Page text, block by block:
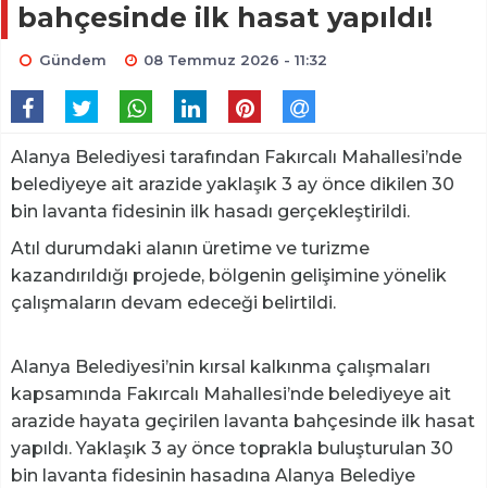
bahçesinde ilk hasat yapıldı!
Gündem 08 Temmuz 2026 - 11:32
Alanya Belediyesi tarafından Fakırcalı Mahallesi’nde
belediyeye ait arazide yaklaşık 3 ay önce dikilen 30
bin lavanta fidesinin ilk hasadı gerçekleştirildi.
Atıl durumdaki alanın üretime ve turizme
kazandırıldığı projede, bölgenin gelişimine yönelik
çalışmaların devam edeceği belirtildi.
Alanya Belediyesi’nin kırsal kalkınma çalışmaları
kapsamında Fakırcalı Mahallesi’nde belediyeye ait
arazide hayata geçirilen lavanta bahçesinde ilk hasat
yapıldı. Yaklaşık 3 ay önce toprakla buluşturulan 30
bin lavanta fidesinin hasadına Alanya Belediye